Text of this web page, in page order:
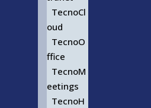
TecnoCl
oud
TecnoO
ffice
TecnoM
eetings
TecnoH